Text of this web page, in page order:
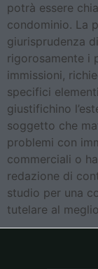
potrà essere
condominio. La
giurisprudenza
rigorosamente i
immissioni,
specifici
giustifichino
soggetto che
problemi con
commerciali o
redazione di
studio per una
tutelare al